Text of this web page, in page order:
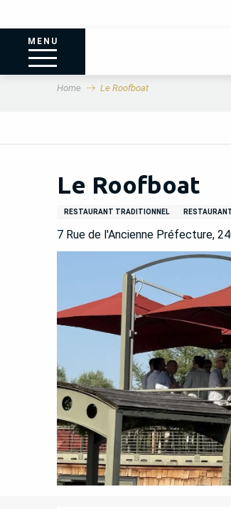
MENU
Home Le Roofboat
Le Roofboat
RESTAURANT TRADITIONNEL
7 Rue de l'Ancienne Préfecture,